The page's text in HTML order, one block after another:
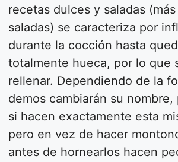
recetas dulces y saladas
saladas) se caracteriza por
durante la cocción hasta
totalmente hueca, por lo que
rellenar. Dependiendo de la
demos cambiarán su nombre,
si hacen exactamente esta
pero en vez de hacer
antes de hornearlos hacen